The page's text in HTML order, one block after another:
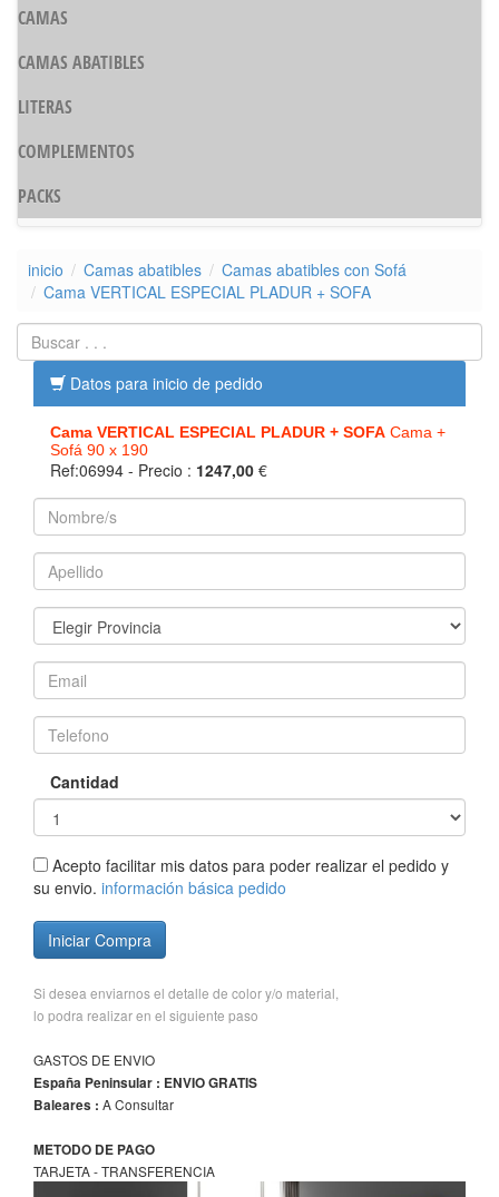
CAMAS
CAMAS ABATIBLES
LITERAS
COMPLEMENTOS
PACKS
inicio Camas abatibles
Camas abatibles con Sofá
Cama VERTICAL ESPECIAL PLADUR + SOFA
Datos para inicio de pedido
Cama VERTICAL ESPECIAL PLADUR + SOFA Cama +
Sofá 90 x 190
Ref:06994 - Precio : 1247,00 €
Cantidad
Acepto facilitar mis datos para poder realizar el pedido y
su envio. información básica pedido
Iniciar Compra
Si desea enviarnos el detalle de color y/o material,
lo podra realizar en el siguiente paso
GASTOS DE ENVIO
España Peninsular : ENVIO GRATIS
Baleares : A Consultar
METODO DE PAGO
TARJETA - TRANSFERENCIA